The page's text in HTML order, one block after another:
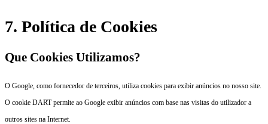
7. Política de Cookies
Que Cookies Utilizamos?
O Google, como fornecedor de terceiros, utiliza cookies para exibir anúncios no nosso site.
O cookie DART permite ao Google exibir anúncios com base nas visitas do utilizador a
outros sites na Internet.